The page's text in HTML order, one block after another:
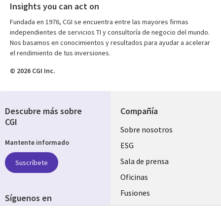
Insights you can act on
Fundada en 1976, CGI se encuentra entre las mayores firmas
independientes de servicios TI y consultoría de negocio del mundo.
Nos basamos en conocimientos y resultados para ayudar a acelerar
el rendimiento de tus inversiones.
© 2026 CGI Inc.
Compañía
Useful
links
SPAIN
Sobre nosotros
ESG
Sala de prensa
Oficinas
Fusiones
Descubre más sobre
CGI
Mantente informado
Suscríbete
Síguenos en